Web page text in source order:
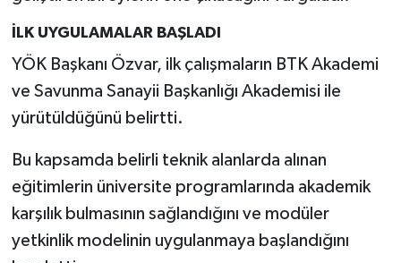
İLK UYGULAMALAR BAŞLADI
YÖK Başkanı Özvar, ilk çalışmaların BTK Akademi
ve Savunma Sanayii Başkanlığı Akademisi ile
yürütüldüğünü belirtti.
Bu kapsamda belirli teknik alanlarda alınan
eğitimlerin üniversite programlarında akademik
karşılık bulmasının sağlandığını ve modüler
yetkinlik modelinin uygulanmaya başlandığını